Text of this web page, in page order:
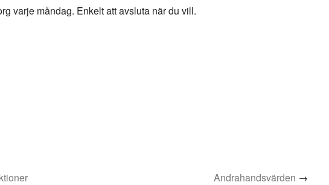
varje måndag. Enkelt att avsluta när du vill.
Andrahandsvärden →